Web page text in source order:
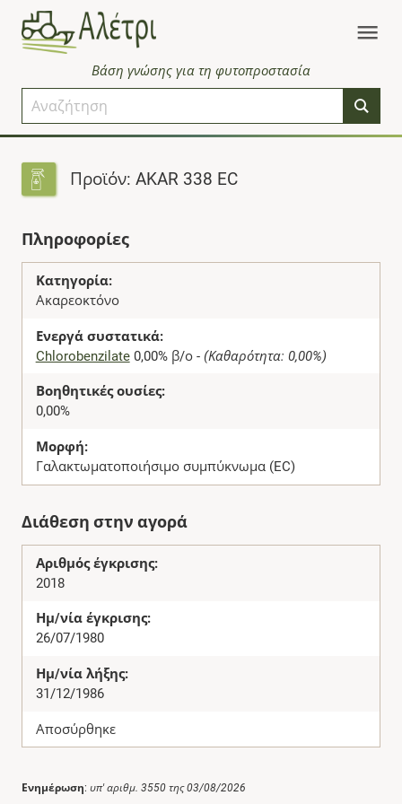
Βάση γνώσης για τη φυτοπροστασία
Προϊόν: AKAR 338 EC
Πληροφορίες
Κατηγορία:
Ακαρεοκτόνο
Ενεργά συστατικά:
Chlorobenzilate0,00% β/ο - (Καθαρότητα: 0,00%)
Βοηθητικές ουσίες:
0,00%
Μορφή:
Γαλακτωματοποιήσιμο συμπύκνωμα (EC)
Διάθεση στην αγορά
Αριθμός έγκρισης:
2018
Ημ/νία έγκρισης:
26/07/1980
Ημ/νία λήξης:
31/12/1986
Αποσύρθηκε
Ενημέρωση: υπ' αριθμ. 3550 της 03/08/2026